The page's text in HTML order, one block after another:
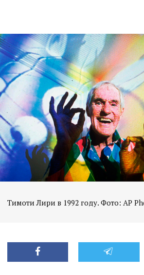
Тимоти Лири в 1992 году. Фото: AP